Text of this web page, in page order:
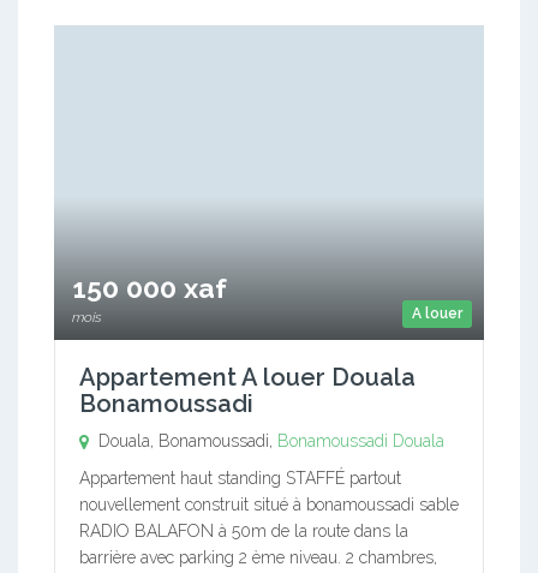
A louer
150 000 xaf
mois
Appartement A louer Douala
Bonamoussadi
Douala, Bonamoussadi, Bonamoussadi Douala
Appartement haut standing STAFFÉ partout
nouvellement construit situé à bonamoussadi sable
RADIO BALAFON à 50m de la route dans la
barrière avec parking 2 ème niveau. 2 chambres,